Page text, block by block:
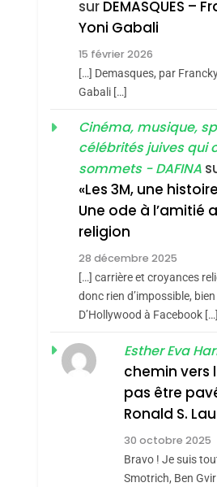
Boy
ISRAÉL
Accords
ISRAÉL
5
Rapport
Contre
FRANCE ISRAÉL
FIÈRE,
Zrihen-
ISRAÉL
CE QUI
Hadida
JUDAISME
sur DEMASQUES –
Yoni Gabali
15 février 2026
[…] Demasques, par
Gabali […]
Cinéma, musique,
célébrités juives qui
sommets - DAFINA
«Les 3M, une
Une ode à l’amitié
religion
28 décembre 2025
[…] carrière et croyances
donc rien d’impossible,
D’Hollywood à Facebook […]
Esther Eva
chemin vers
pas être
Ronald S.
30 octobre 2025
Bravo ! Je suis
Smotrich, Ben